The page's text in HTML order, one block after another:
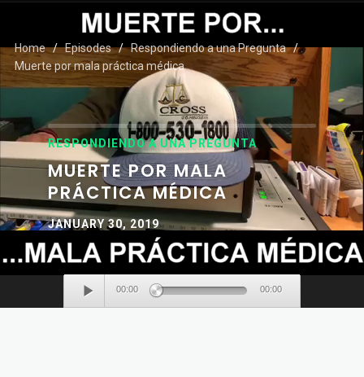
Home Episodes
Respondiendo a una Pregunta
Muerte por mala práctica médica
RESPONDIENDO A UNA PREGUNTA
MUERTE POR MALA
PRÁCTICA MÉDICA
JANUARY 30, 2019
Audio
Player
00:00 00:00